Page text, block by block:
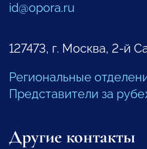
id@opora.ru
127473, г. Москва, 2-й
Региональные
Представители за
Другие контакты